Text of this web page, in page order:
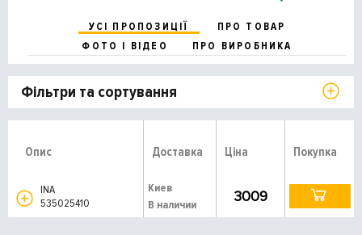
УСІ ПРОПОЗИЦІЇ
ПРО ТОВАР
ФОТО І ВІДЕО
ПРО ВИРОБНИКА
Фільтри та сортування
Опис Доставка Ціна Покупка
INA
535025410
Киев
В наличии
3009